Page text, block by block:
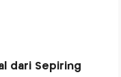
dari Sepiring